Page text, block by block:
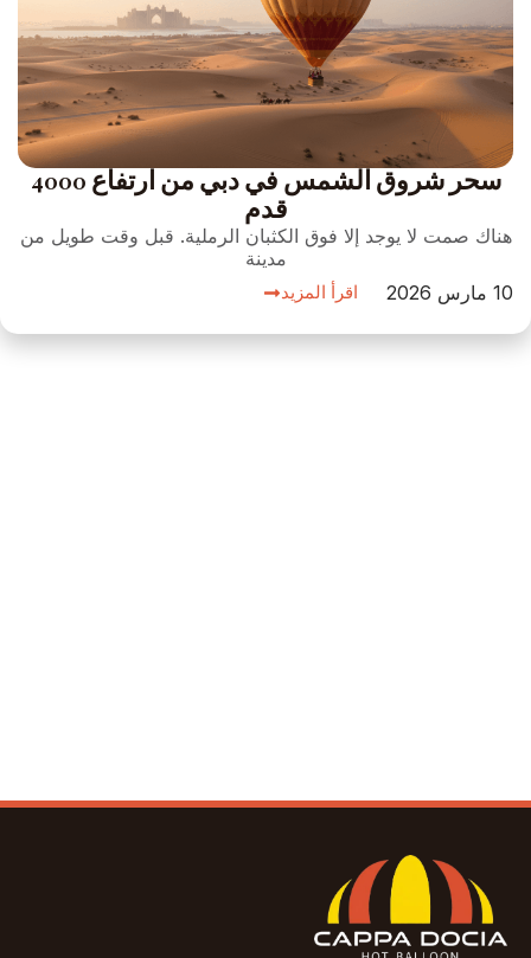
سحر شروق الشمس في دبي من ارتفاع 4000
قدم
هناك صمت لا يوجد إلا فوق الكثبان الرملية. قبل وقت طويل من
مدينة
10 مارس 2026
اقرأ المزيد